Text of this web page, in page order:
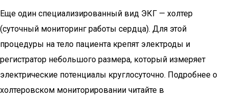
Еще один специализированный вид ЭКГ — холтер
(суточный мониторинг работы сердца). Для этой
процедуры на тело пациента крепят электроды и
регистратор небольшого размера, который измеряет
электрические потенциалы круглосуточно. Подробнее о
холтеровском мониторировании читайте в